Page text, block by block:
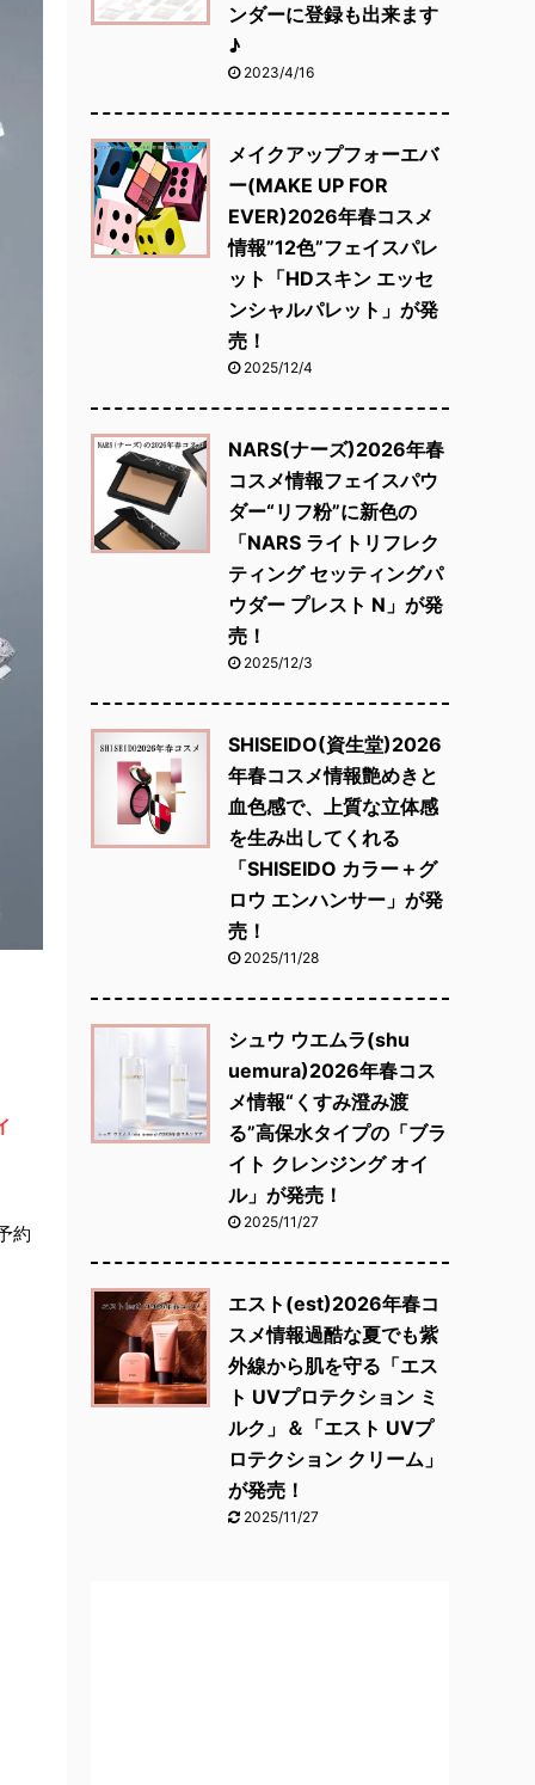
約
ンダーに登録も出来ます
♪
2023/4/16
メイクアップフォーエバ
ー(MAKE UP FOR
EVER)2026年春コスメ
情報”12色”フェイスパレ
ット「HDスキン エッセ
ンシャルパレット」が発
売！
2025/12/4
NARS(ナーズ)2026年春
コスメ情報フェイスパウ
ダー“リフ粉”に新色の
「NARS ライトリフレク
ティング セッティングパ
ウダー プレスト N」が発
売！
2025/12/3
SHISEIDO(資生堂)2026
年春コスメ情報艶めきと
血色感で、上質な立体感
を生み出してくれる
「SHISEIDO カラー＋グ
ロウ エンハンサー」が発
売！
2025/11/28
シュウ ウエムラ(shu
uemura)2026年春コス
メ情報“くすみ澄み渡
る”高保水タイプの「ブラ
イト クレンジング オイ
ル」が発売！
2025/11/27
エスト(est)2026年春コ
スメ情報過酷な夏でも紫
外線から肌を守る「エス
ト UVプロテクション ミ
ルク」＆「エスト UVプ
ロテクション クリーム」
が発売！
2025/11/27